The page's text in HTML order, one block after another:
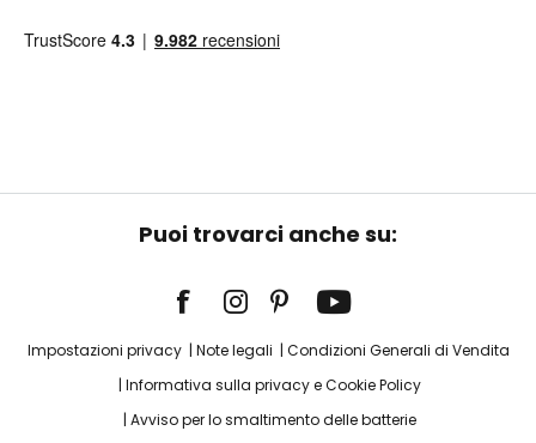
Puoi trovarci anche su:
Impostazioni privacy Note legali
Condizioni Generali di Vendita
Informativa sulla privacy e Cookie Policy
Avviso per lo smaltimento delle batterie